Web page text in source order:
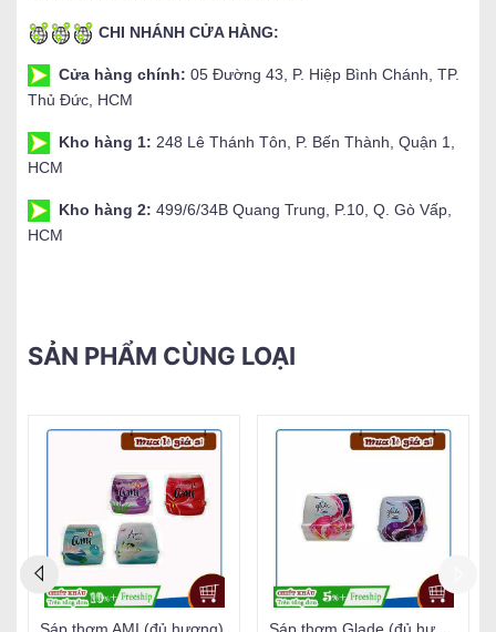
CHI NHÁNH CỬA HÀNG:
Cửa hàng chính: 05 Đường 43, P. Hiệp Bình Chánh, TP.
Thủ Đức, HCM
Kho hàng 1: 248 Lê Thánh Tôn, P. Bến Thành, Quận 1,
HCM
Kho hàng 2: 499/6/34B Quang Trung, P.10, Q. Gò Vấp,
HCM
SẢN PHẨM CÙNG LOẠI
Sáp thơm AMI (đủ hương)